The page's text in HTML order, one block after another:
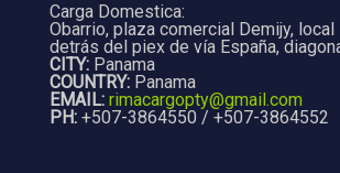
Carga Domestica:
Obarrio, plaza comercial Demijy,
detrás del piex de vía España,
CITY: Panama
COUNTRY: Panama
EMAIL: rimacargopty@gmail.com
PH: +507-3864550 / +507-3864552